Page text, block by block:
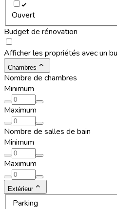
Ouvert
Budget de rénovation
Afficher les propriétés avec un
Chambres
Nombre de chambres
Minimum
Maximum
Nombre de salles de bain
Minimum
Maximum
Extérieur
Parking